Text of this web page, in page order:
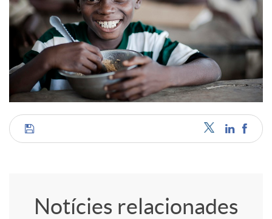
C
Notícies relacionades